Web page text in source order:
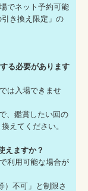
でネット予約可能
き換え限定」の
る必要があります
は入場できませ
、鑑賞したい回の
えてください。
えますか？
利用可能な場合が
不可」と制限さ